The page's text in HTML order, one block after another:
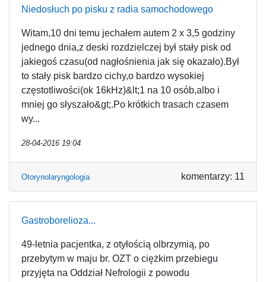
Niedosłuch po pisku z radia samochodowego
Witam,10 dni temu jechałem autem 2 x 3,5 godziny
jednego dnia,z deski rozdzielczej był stały pisk od
jakiegoś czasu(od nagłośnienia jak się okazało).Był
to stały pisk bardzo cichy,o bardzo wysokiej
częstotliwości(ok 16kHz)&lt;1 na 10 osób,albo i
mniej go słyszało&gt;.Po krótkich trasach czasem
wy...
28-04-2016 19:04
Otorynolaryngologia komentarzy: 11
Gastroborelioza...
49-letnia pacjentka, z otyłością olbrzymią, po
przebytym w maju br. OZT o ciężkim przebiegu
przyjęta na Oddział Nefrologii z powodu